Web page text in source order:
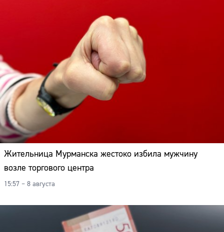
Жительница Мурманска жестоко избила мужчину
возле торгового центра
15:57 – 8 августа